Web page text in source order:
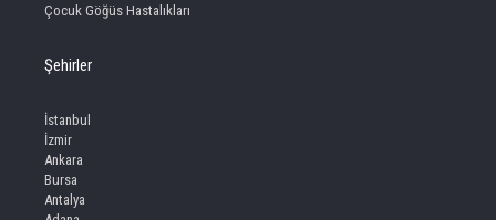
Çocuk Göğüs Hastalıkları
Şehirler
İstanbul
İzmir
Ankara
Bursa
Antalya